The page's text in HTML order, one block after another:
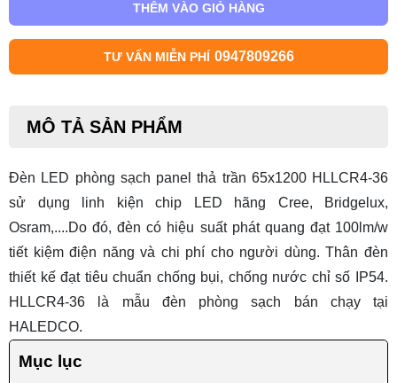
THÊM VÀO GIỎ HÀNG
TƯ VẤN MIỄN PHÍ 0947809266
MÔ TẢ SẢN PHẨM
Đèn LED phòng sạch panel thả trần 65x1200 HLLCR4-36
sử dụng linh kiện chip LED hãng Cree, Bridgelux,
Osram,....Do đó, đèn có hiệu suất phát quang đạt 100lm/w
tiết kiệm điện năng và chi phí cho người dùng. Thân đèn
thiết kế đạt tiêu chuẩn chống bụi, chống nước chỉ số IP54.
HLLCR4-36 là mẫu đèn phòng sạch bán chạy tại
HALEDCO.
Mục lục